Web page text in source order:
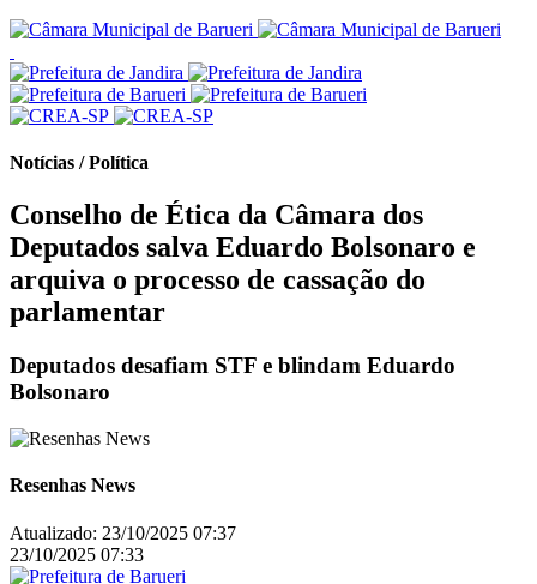
Notícias / Política
Conselho de Ética da Câmara dos
Deputados salva Eduardo Bolsonaro e
arquiva o processo de cassação do
parlamentar
Deputados desafiam STF e blindam Eduardo
Bolsonaro
Resenhas News
Atualizado: 23/10/2025 07:37
23/10/2025 07:33